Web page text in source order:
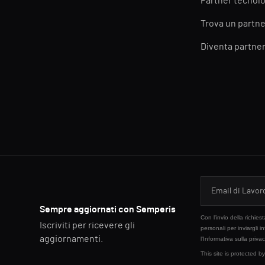
Trova un
Diventa
Sempre aggiornati con Semperis
Iscriviti per ricevere gli
aggiornamenti.
Con l'invio della
personali per inviargli
l'Informativa sulla
This site is protected